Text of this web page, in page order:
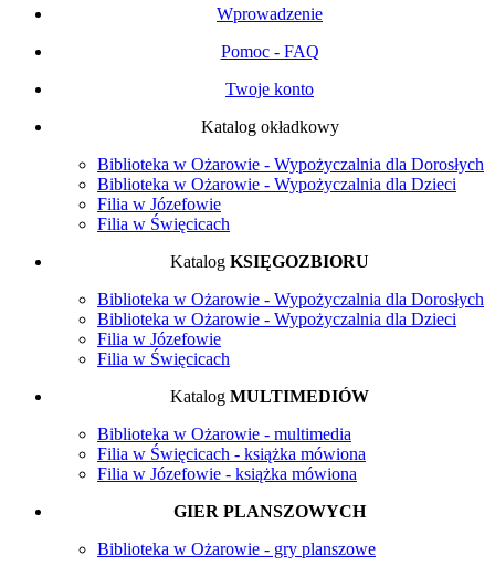
Wprowadzenie
Pomoc - FAQ
Twoje konto
Katalog okładkowy
Biblioteka w Ożarowie - Wypożyczalnia dla Dorosłych
Biblioteka w Ożarowie - Wypożyczalnia dla Dzieci
Filia w Józefowie
Filia w Święcicach
Katalog KSIĘGOZBIORU
Biblioteka w Ożarowie - Wypożyczalnia dla Dorosłych
Biblioteka w Ożarowie - Wypożyczalnia dla Dzieci
Filia w Józefowie
Filia w Święcicach
Katalog MULTIMEDIÓW
Biblioteka w Ożarowie - multimedia
Filia w Święcicach - książka mówiona
Filia w Józefowie - książka mówiona
GIER PLANSZOWYCH
Biblioteka w Ożarowie - gry planszowe